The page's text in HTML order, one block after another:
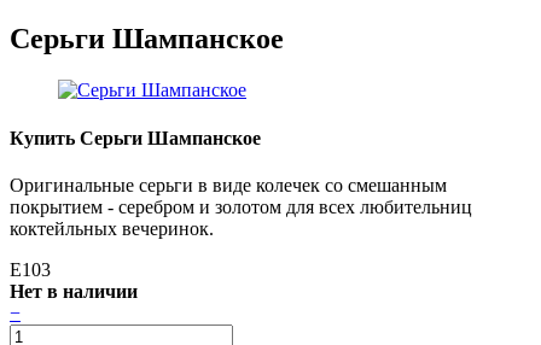
Серьги Шампанское
Купить Серьги Шампанское
Оригинальные серьги в виде колечек со смешанным
покрытием - серебром и золотом для всех любительниц
коктейльных вечеринок.
E103
Нет в наличии
−